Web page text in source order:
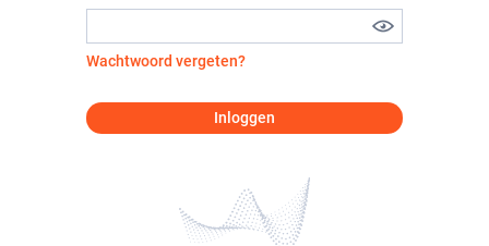
Wachtwoord vergeten?
Inloggen